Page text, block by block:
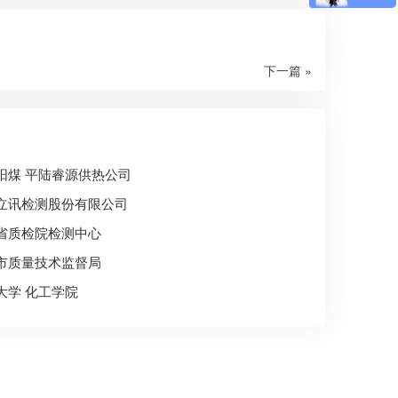
下一篇 »
煤 平陆睿源供热公司
讯检测股份有限公司
质检院检测中心
质量技术监督局
学 化工学院